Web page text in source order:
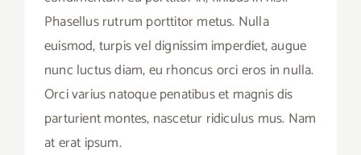
Phasellus rutrum porttitor metus. Nulla
euismod, turpis vel dignissim imperdiet, augue
nunc luctus diam, eu rhoncus orci eros in nulla.
Orci varius natoque penatibus et magnis dis
parturient montes, nascetur ridiculus mus. Nam
at erat ipsum.